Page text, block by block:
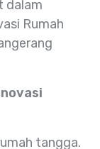
dalam
Rumah
tangga.